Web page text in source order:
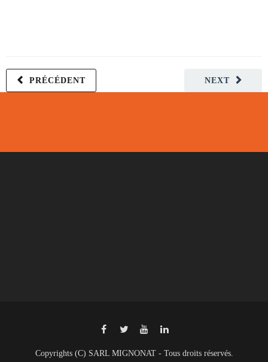
NEXT
PRÉCÉDENT
Copyrights (C) SARL MIGNONAT - Tous droits réservés.